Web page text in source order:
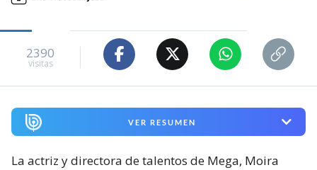
2390
visitas
VER RESUMEN
La actriz y directora de talentos de Mega, Moira